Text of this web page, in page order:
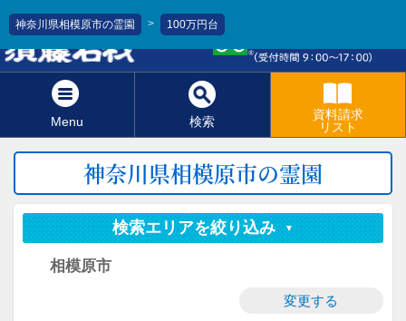
Menu 検索
資料請求
リスト
神奈川県相模原市の霊園 > 100万円台
神奈川県相模原市の霊園
検索エリアを絞り込み
相模原市
変更する